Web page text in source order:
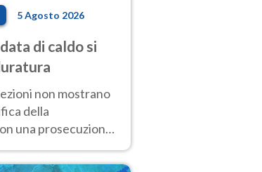
5 Agosto 2026
di caldo si
non mostrano
della
una prosecuzione
la settimana di